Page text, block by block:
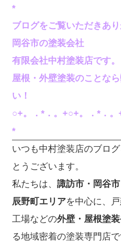
*
ブログをご覧いただきあり
岡谷市の塗装会社
有限会社中村塗装店です。
屋根・外壁塗装のことな
い！
○+。．*．。+○+。．*．。
*
いつも中村塗装店のブロ
とうございます。
私たちは、 諏訪市・岡谷
辰野町エリアを中心に、
工場などの外壁・屋根塗
る地域密着の塗装専門店で